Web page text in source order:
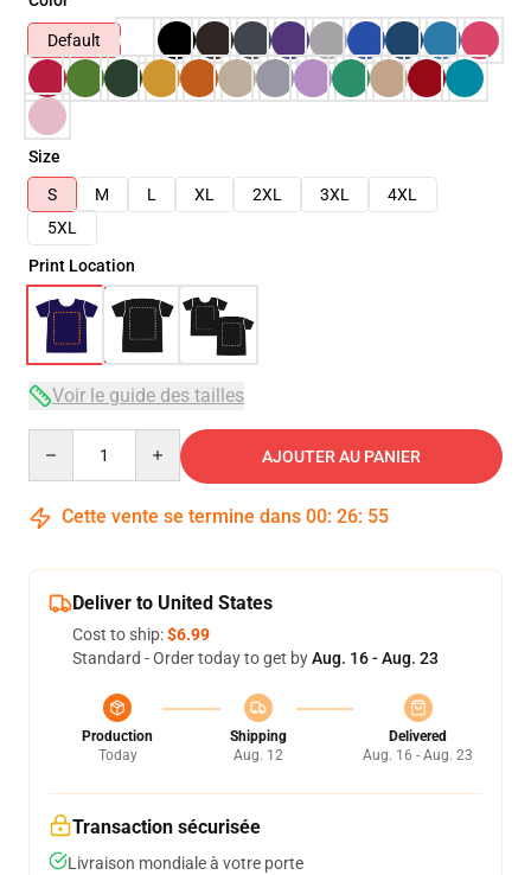
Default
Size
S
M L XL 2XL 3XL
4XL
5XL
Print Location
Voir le guide des tailles
AJOUTER AU PANIER
Cette vente se termine dans 00: 26: 54
Deliver to United States
Cost to ship:$6.99
Standard - Order today to get byAug. 16 - Aug. 23
Production
Today
Shipping
Aug. 12
Delivered
Aug. 16 - Aug. 23
Transaction sécurisée
Livraison mondiale à votre porte